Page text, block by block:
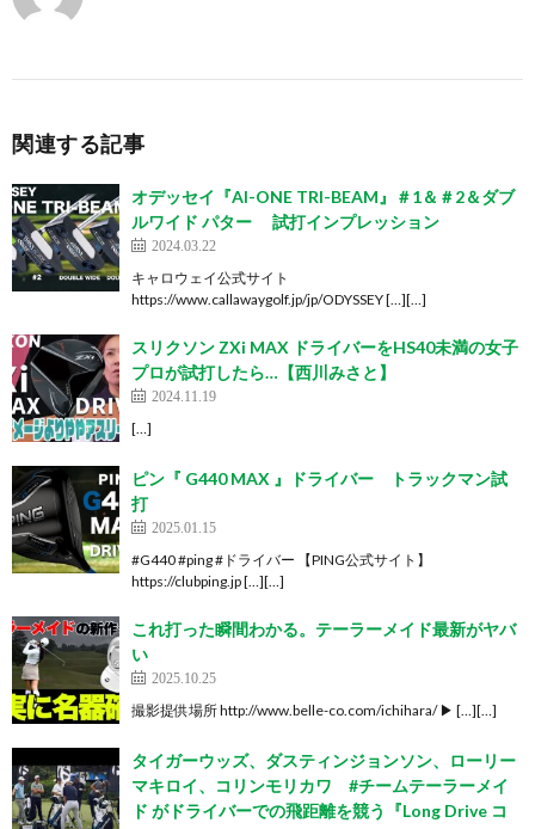
関連する記事
オデッセイ『AI-ONE TRI-BEAM』＃1＆＃2＆ダブ
ルワイド パター 試打インプレッション
2024.03.22
キャロウェイ公式サイト
https://www.callawaygolf.jp/jp/ODYSSEY […][…]
スリクソン ZXi MAX ドライバーをHS40未満の女子
プロが試打したら…【西川みさと】
2024.11.19
[…]
ピン『 G440 MAX 』ドライバー トラックマン試
打
2025.01.15
#G440 #ping #ドライバー 【PING公式サイト】
https://clubping.jp […][…]
これ打った瞬間わかる。テーラーメイド最新がヤバ
い
2025.10.25
撮影提供場所 http://www.belle-co.com/ichihara/ ▶︎ […][…]
タイガーウッズ、ダスティンジョンソン、ローリー
マキロイ、コリンモリカワ #チームテーラーメイ
ド がドライバーでの飛距離を競う『Long Drive コ